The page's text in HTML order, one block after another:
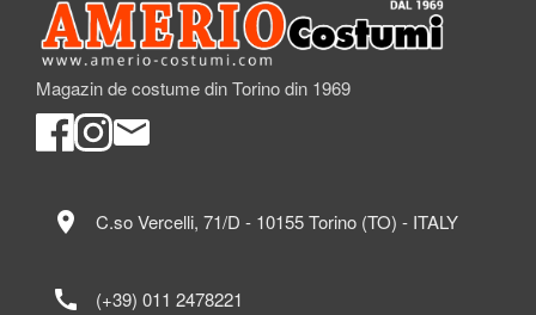
Magazin de costume din Torino din 1969
location_on C.so Vercelli, 71/D - 10155 Torino (TO) - ITALY
call (+39) 011 2478221